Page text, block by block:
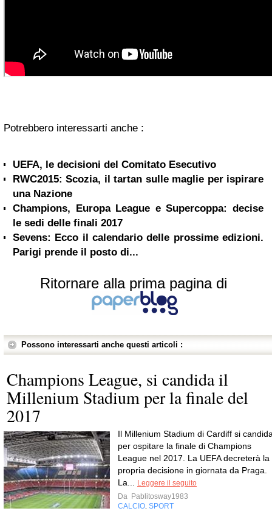
Potrebbero interessarti anche :
UEFA, le decisioni del Comitato Esecutivo
RWC2015: Scozia, il tartan sulle maglie per ispirare
una Nazione
Champions, Europa League e Supercoppa: decise
le sedi delle finali 2017
Sevens: Ecco il calendario delle prossime edizioni.
Parigi prende il posto di...
Ritornare alla prima pagina di
Possono interessarti anche questi articoli :
Champions League, si candida il
Millenium Stadium per la finale del
2017
Il Millenium Stadium di Cardiff si
per ospitare la finale di Champions
League nel 2017. La UEFA decreterà la
propria decisione in giornata da Praga.
La...
Leggere il seguito
Da Pablitosway1983
CALCIO SPORT